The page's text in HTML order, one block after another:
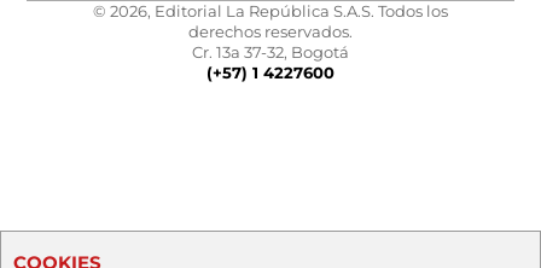
© 2026, Editorial La República S.A.S. Todos los
derechos reservados.
Cr. 13a 37-32, Bogotá
(+57) 1 4227600
COOKIES